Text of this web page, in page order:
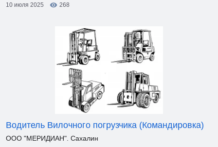
10 июля 2025 268
Водитель Вилочного погрузчика (Командировка)
ООО "МЕРИДИАН". Сахалин